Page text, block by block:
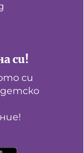
си!
си